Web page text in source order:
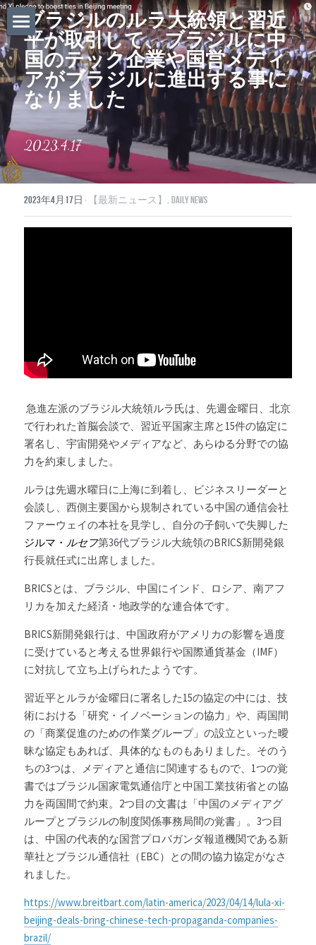
ホーム
Daily News
About Globalists
U.S. News
EuropeNews
China News
Middle East
特集ページ
About Mei
question corner
投資
検索
ブラジルのルラ大統領と習近
平が取引して、ブラジルに中
国のテック企業や国営メディ
アがブラジルに進出する事に
なりました
2023.4.17
2023年4月17日 · 【最新ニュース】, Daily News
で行われた首脳会談で、習近平国家主席と15件の協定に
署名し、宇宙開発やメディアなど、あらゆる分野での協
力を約束しました。
ルラは先週水曜日に上海に到着し、ビジネスリーダーと
会談し、西側主要国から規制されている中国の通信会社
ファーウェイの本社を見学し、自分の子飼いで失脚した
ジルマ・ ルセフ第36代ブラジル大統領のBRICS新開発銀
行長就任式に出席しました。
BRICSとは、ブラジル、中国にインド、ロシア、南アフ
リカを加えた経済・地政学的な連合体です。
BRICS新開発銀行は、中国政府がアメリカの影響を過度
に受けていると考える世界銀行や国際通貨基金（IMF）
に対抗して立ち上げられたようです。
習近平とルラが金曜日に署名した15の協定の中には、技
術における「研究・イノベーションの協力」や、両国間
の「商業促進のための作業グループ」の設立といった曖
昧な協定もあれば、具体的なものもありました。そのう
ちの3つは、メディアと通信に関連するもので、1つの覚
書ではブラジル国家電気通信庁と中国工業技術省との協
力を両国間で約束。2つ目の文書は「中国のメディアグ
ループとブラジルの制度関係事務局間の覚書」。3つ目
は、中国の代表的な国営プロパガンダ報道機関である新
華社とブラジル通信社（EBC）との間の協力協定がなさ
れました。
https://www.breitbart.com/latin-america/2023/04/14/lula-xi-
beijing-deals-bring-chinese-tech-propaganda-companies-
brazil/